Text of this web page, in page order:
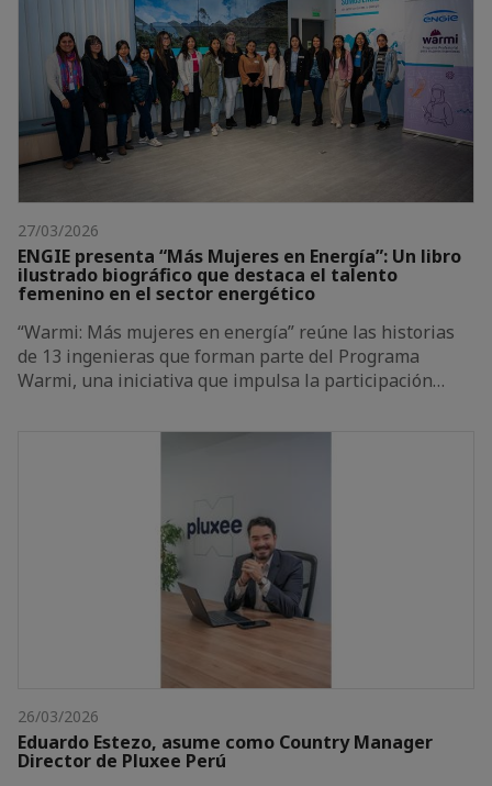
27/03/2026
ENGIE presenta “Más Mujeres en Energía”: Un libro
ilustrado biográfico que destaca el talento
femenino en el sector energético
“Warmi: Más mujeres en energía” reúne las historias
de 13 ingenieras que forman parte del Programa
Warmi, una iniciativa que impulsa la participación…
26/03/2026
Eduardo Estezo, asume como Country Manager
Director de Pluxee Perú